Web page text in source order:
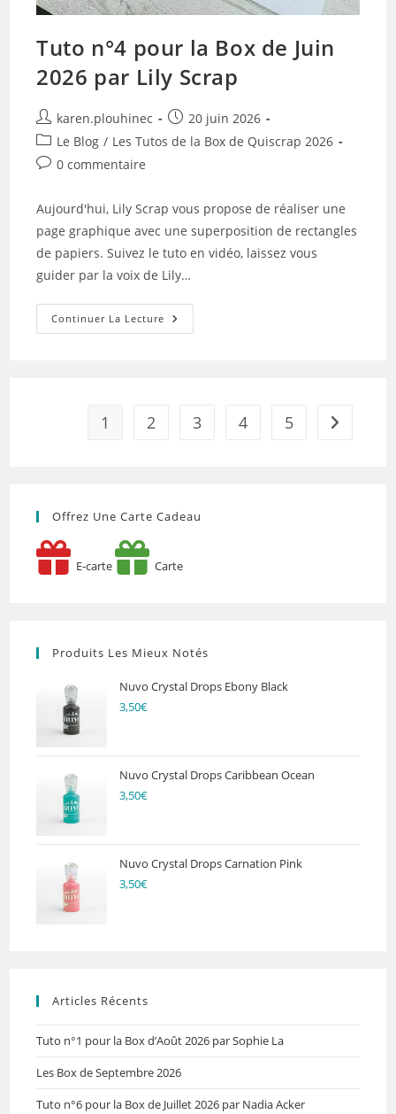
Tuto n°4 pour la Box de Juin
2026 par Lily Scrap
Auteur/autrice
de
la
publication :
karen.plouhinec
Publication
publiée :
20 juin 2026
Post
category:
Le Blog / Les Tutos de la Box de Quiscrap 2026
Commentaires
la
publication :
0 commentaire
Aujourd'hui, Lily Scrap vous propose de réaliser une
page graphique avec une superposition de rectangles
de papiers. Suivez le tuto en vidéo, laissez vous
guider par la voix de Lily…
Continuer La Lecture Tuto
N°4
1 2 3 4 5 Aller à la
Offrez Une Carte Cadeau
E-carte Carte
Produits Les Mieux Notés
Nuvo Crystal Drops Ebony Black
3,50€
Nuvo Crystal Drops Caribbean Ocean
3,50€
Nuvo Crystal Drops Carnation Pink
3,50€
Articles Récents
Tuto n°1 pour la Box d’Août 2026 par Sophie La
Les Box de Septembre 2026
Tuto n°6 pour la Box de Juillet 2026 par Nadia Acker